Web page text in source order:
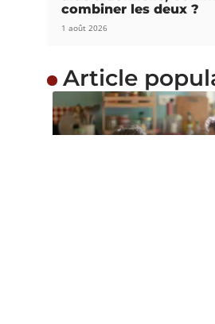
combiner les deux ?
1 août 2026
Article